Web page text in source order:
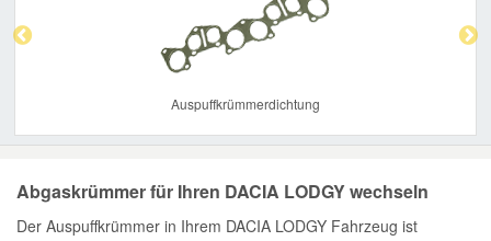
Auspuffkrümmerdichtung
Abgaskrümmer für Ihren DACIA LODGY wechseln
Der Auspuffkrümmer in Ihrem DACIA LODGY Fahrzeug ist